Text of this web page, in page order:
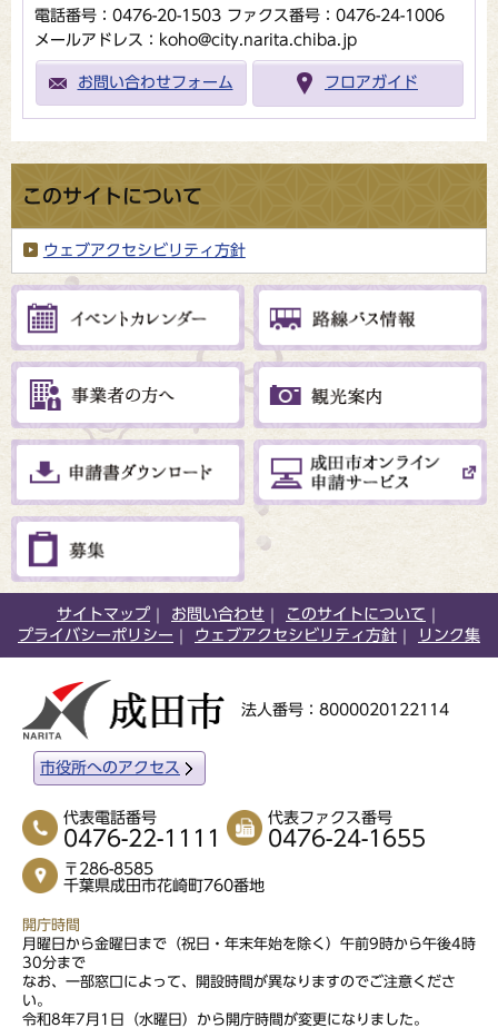
電話番号：0476-20-1503 ファクス番号：0476-24-1006
メールアドレス：koho@city.narita.chiba.jp
お問い合わせフォーム フロアガイド
このサイトについて
ウェブアクセシビリティ方針
サイトマップ お問い合わせ
このサイトについて
プライバシーポリシー
ウェブアクセシビリティ方針 リンク集
法人番号：8000020122114
市役所へのアクセス
代表電話番号
0476-22-1111
代表ファクス番号
0476-24-1655
〒286-8585
千葉県成田市花崎町760番地
開庁時間
月曜日から金曜日まで（祝日・年末年始を除く）午前9時から午後4時
30分まで
なお、一部窓口によって、開設時間が異なりますのでご注意くださ
い。
令和8年7月1日（水曜日）から開庁時間が変更になりました。